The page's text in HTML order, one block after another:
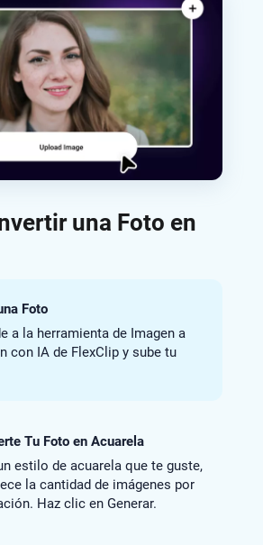
una Foto en
Foto
a la herramienta de Imagen a
con IA de FlexClip y sube tu
Tu Foto en Acuarela
estilo de acuarela que te guste,
la cantidad de imágenes por
Haz clic en Generar.